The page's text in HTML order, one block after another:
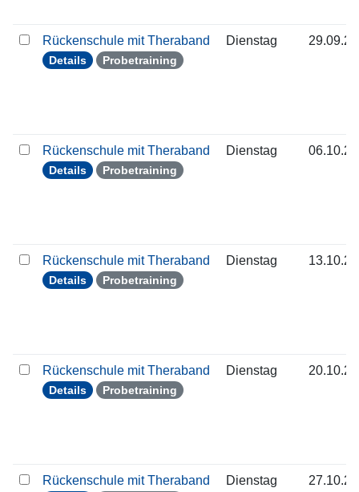
Rückenschule mit Theraband
Details Probetraining
Dienstag
Rückenschule mit Theraband
Details Probetraining
Dienstag
Rückenschule mit Theraband
Details Probetraining
Dienstag
Rückenschule mit Theraband
Details Probetraining
Dienstag
Rückenschule mit Theraband Dienstag